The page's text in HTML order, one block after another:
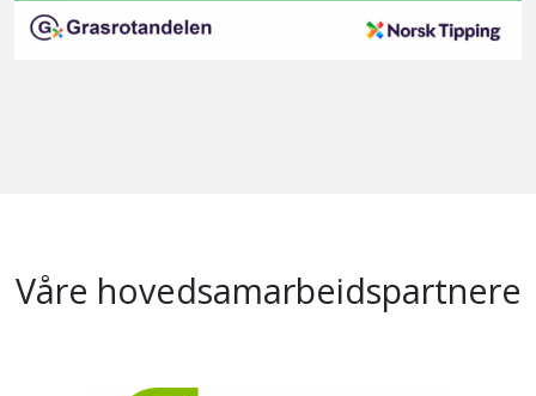
Våre hovedsamarbeidspartnere